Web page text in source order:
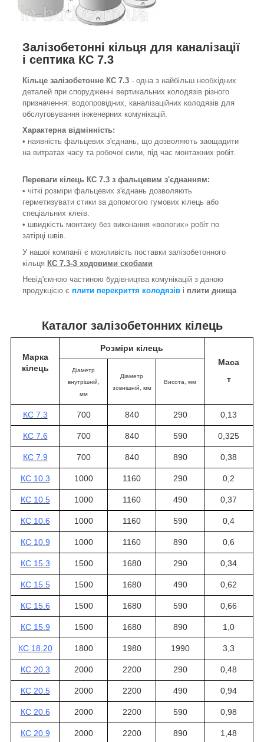
Залізобетонні кільця для каналізації
і септика КС 7.3
Кільце залізобетонне КС 7.3 - одна з найбільш необхідних
деталей при спорудженні вертикальних колодязів різного
призначення: водопровідних, каналізаційних колодязів для
обслуговування інженерних комунікацій.
Характерна відмінність:
• наявність фальцевих з'єднань, що дозволяють заощадити
на витратах часу та робочої сили, під час монтажних робіт.
Переваги кілець КС 7.3 з фальцевим з'єднанням:
• чіткі розміри фальцевих з'єднань дозволяють
герметизувати стики за допомогою гумових кілець або
спеціальних клеїв.
• швидкість монтажу без виконання «вологих» робіт по
затірці швів.
У нашої компанії є можливість поставки залізобетонного
кільця КС 7.3-З ходовими скобами
Невід'ємною частиною будівництва комунікацій з даною
продукцією є плити перекриття колодязів і плити днища
Каталог залізобетонних кілець
Марка
кілець
Розміри кілець
Маса
т
Діаметр
внутрішній,
мм
Діаметр
зовнішній, мм
Висота , мм
КС 7.3 700 840 290 0,13
КС 7.6 700 840 590 0,325
КС 7.9 700 840 890 0,38
КС 10.3 1000 1160 290 0,2
КС 10.5 1000 1160 490 0,37
КС 10.6 1000 1160 590 0,4
КС 10.9 1000 1160 890 0,6
КС 15.3 1500 1680 290 0,34
КС 15.5 1500 1680 490 0,62
КС 15.6 1500 1680 590 0,66
КС 15.9 1500 1680 890 1,0
КС 18.20 1800 1980 1990 3,3
КС 20.3 2000 2200 290 0,48
КС 20.5 2000 2200 490 0,94
КС 20.6 2000 2200 590 0,98
КС 20.9 2000 2200 890 1,48